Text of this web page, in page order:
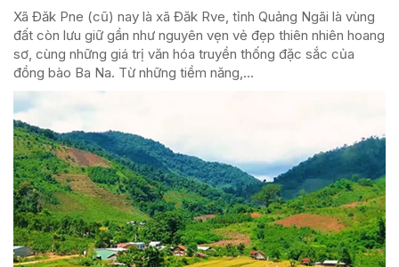
Xã Đăk Pne (cũ) nay là xã Đăk Rve, tỉnh Quảng Ngãi là vùng
đất còn lưu giữ gần như nguyên vẹn vẻ đẹp thiên nhiên hoang
sơ, cùng những giá trị văn hóa truyền thống đặc sắc của
đồng bào Ba Na. Từ những tiềm năng,...